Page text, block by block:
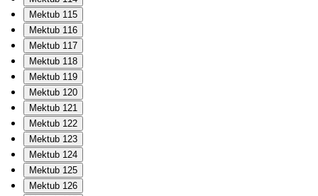
Mektub 115
Mektub 116
Mektub 117
Mektub 118
Mektub 119
Mektub 120
Mektub 121
Mektub 122
Mektub 123
Mektub 124
Mektub 125
Mektub 126